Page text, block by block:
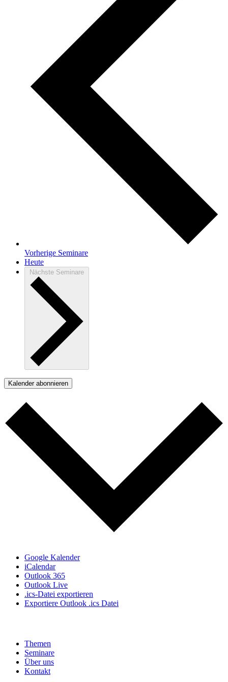
Vorherige Seminare
Heute
Nächste Seminare
Kalender abonnieren
Google Kalender
iCalendar
Outlook 365
Outlook Live
.ics-Datei exportieren
Exportiere Outlook .ics Datei
Themen
Seminare
Über uns
Kontakt